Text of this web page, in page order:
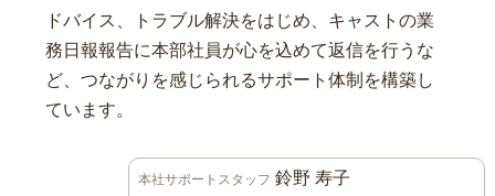
ドバイス、トラブル解決をはじめ、キャストの業
務日報報告に本部社員が心を込めて返信を行うな
ど、つながりを感じられるサポート体制を構築し
ています。
本社サポートスタッフ 鈴野 寿子